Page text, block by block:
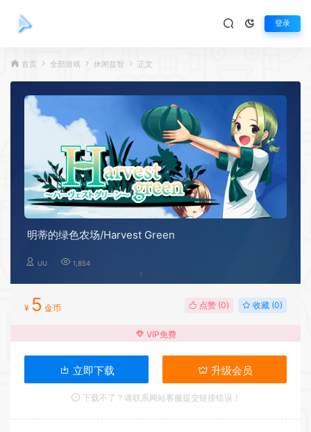
登录
首页 全部游戏 休闲益智 正文
明蒂的绿色农场/Harvest Green
UU 1,854
¥ 5 金币 点赞 (0) 收藏 (0)
VIP免费
立即下载 升级会员
下载不了？请联系网站客服提交链接错误！